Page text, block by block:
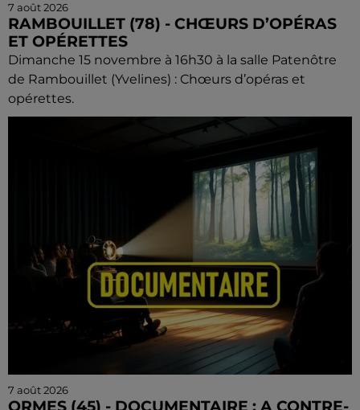
7 août 2026
RAMBOUILLET (78) - CHŒURS D’OPÉRAS
ET OPÉRETTES
Dimanche 15 novembre à 16h30 à la salle Patenôtre
de Rambouillet (Yvelines) : Chœurs d’opéras et
opérettes.
7 août 2026